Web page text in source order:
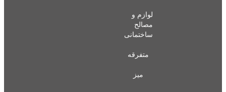
لوازم و
مصالح
ساختمانی
متفرقه
میز